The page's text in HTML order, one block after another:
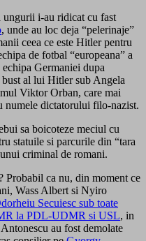
i-au ridicat cu fast
, unde au loc deja “pelerinaje”
ceea ce este Hitler pentru
de fotbal “europeana” a
Germaniei dupa
al lui Hitler sub Angela
Viktor Orban, care mai
numele dictatorului filo-nazist.
sa boicoteze meciul cu
statuile si parcurile din “tara
criminal de romani.
Probabil ca nu, din moment ce
Wass Albert si Nyiro
Secuiesc sub toate
la PDL-UDMR si USL, in
au fost demolate